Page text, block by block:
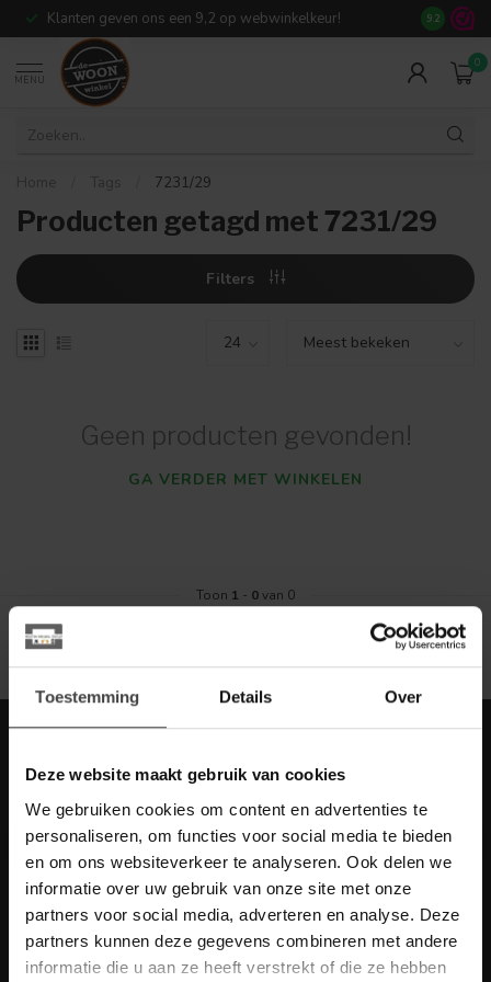
Toestemming Details Over
Deze website maakt gebruik van cookies
We gebruiken cookies om content en advertenties te
personaliseren, om functies voor social media te bieden
en om ons websiteverkeer te analyseren. Ook delen we
informatie over uw gebruik van onze site met onze
partners voor social media, adverteren en analyse. Deze
partners kunnen deze gegevens combineren met andere
informatie die u aan ze heeft verstrekt of die ze hebben
Klanten geven ons een 9,2 op webwinkelkeur! Meer dan
9.2
MENU
0
Home Tags 7231/29
Producten getagd met 7231/29
Filters
Geen producten gevonden!
GA VERDER MET WINKELEN
Toon 1 - 0van 0
Meer informatie
Heb je vragen over onze artikelen of jouw aankoop? Bekijk dan
de klantenservice pagina. Daar staan antwoorden op veel
scherpe acties